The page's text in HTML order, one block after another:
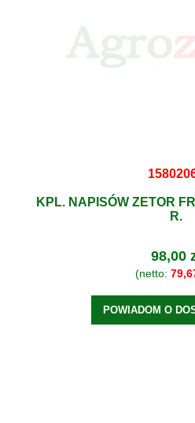
KPL. NAPISÓW ZETOR
R.
98,00
(netto:
POWIADOM O